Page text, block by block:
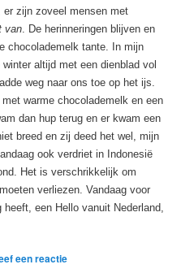
zijn zoveel mensen met
van . De herinneringen blijven en
chocolademelk tante. In mijn
altijd met een dienblad vol
weg naar ons toe op het ijs.
warme chocolademelk en een
dan hup terug en er kwam een
breed en zij deed het wel, mijn
ook verdriet in Indonesië
Het is verschrikkelijk om
verliezen. Vandaag voor
een Hello vanuit Nederland,
een reactie